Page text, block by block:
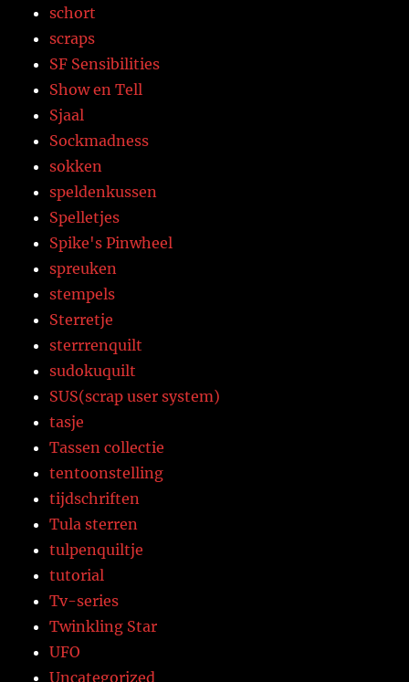
schort
scraps
SF Sensibilities
Show en Tell
Sjaal
Sockmadness
sokken
speldenkussen
Spelletjes
Spike's Pinwheel
spreuken
stempels
Sterretje
sterrrenquilt
sudokuquilt
SUS(scrap user system)
tasje
Tassen collectie
tentoonstelling
tijdschriften
Tula sterren
tulpenquiltje
tutorial
Tv-series
Twinkling Star
UFO
Uncategorized